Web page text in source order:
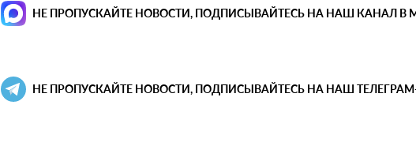
НЕ ПРОПУСКАЙТЕ НОВОСТИ, ПОДПИСЫВАЙТЕСЬ НА НАШ КАНАЛ В
НЕ ПРОПУСКАЙТЕ НОВОСТИ, ПОДПИСЫВАЙТЕСЬ НА НАШ